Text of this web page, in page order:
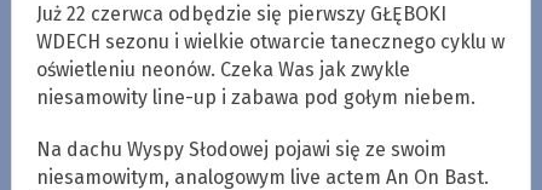
Już 22 czerwca odbędzie się pierwszy GŁĘBOKI
WDECH sezonu i wielkie otwarcie tanecznego cyklu w
oświetleniu neonów. Czeka Was jak zwykle
niesamowity line-up i zabawa pod gołym niebem.
Na dachu Wyspy Słodowej pojawi się ze swoim
niesamowitym, analogowym live actem An On Bast.